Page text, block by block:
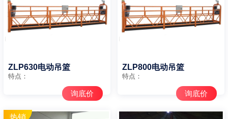
ZLP630电动吊篮
特点：
询底价
ZLP800电动吊篮
特点：
询底价